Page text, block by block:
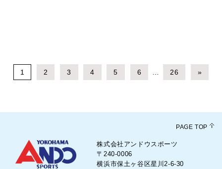
1 2 3 4 5 6 26 »
PAGE TOP
株式会社アンドウスポーツ
〒240-0006
横浜市保土ヶ谷区星川2-6-30